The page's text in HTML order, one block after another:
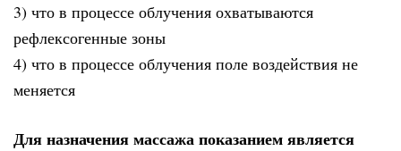
3) что в процессе облучения охватываются
рефлексогенные зоны
4) что в процессе облучения поле воздействия не
меняется
Для назначения массажа показанием является